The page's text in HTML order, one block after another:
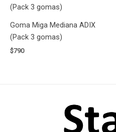
Goma Miga Mediana ADIX
(Pack 3 gomas)
$790